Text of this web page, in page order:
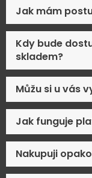
Jak mám
Kdy bude
skladem?
Můžu si u vás
Jak funguje
Nakupuji